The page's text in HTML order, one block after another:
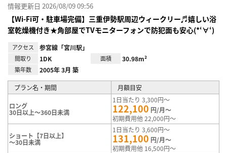
情報更新日 2026/08/09 09:56
【Wi-Fi可・駐車場完備】三重伊勢駅周辺ウィークリー♬嬉しい浴
室乾燥機付き★角部屋でTVモニターフォンで防犯面も安心(*‘∀‘)
アクセス 参宮線「宮川駅」
間取り 1DK 面積 30.98m²
築年数 2005年 3月 築
プラン名・期間 月額目安
ロング
30日以上～360日未満
1日当たり 3,300円～
122,100 円/月～
初期費用他 22,000円～
ショート【7日以上】
～30日未満
1日当たり 3,600円～
131,100 円/月～
初期費用他 16,500円～